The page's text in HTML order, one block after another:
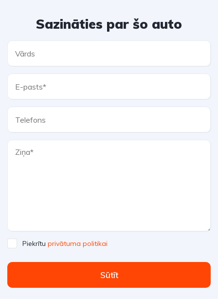
Sazināties par šo auto
Piekrītu privātuma politikai
Sūtīt